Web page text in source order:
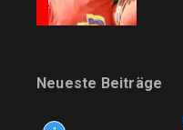
Neueste Beiträge